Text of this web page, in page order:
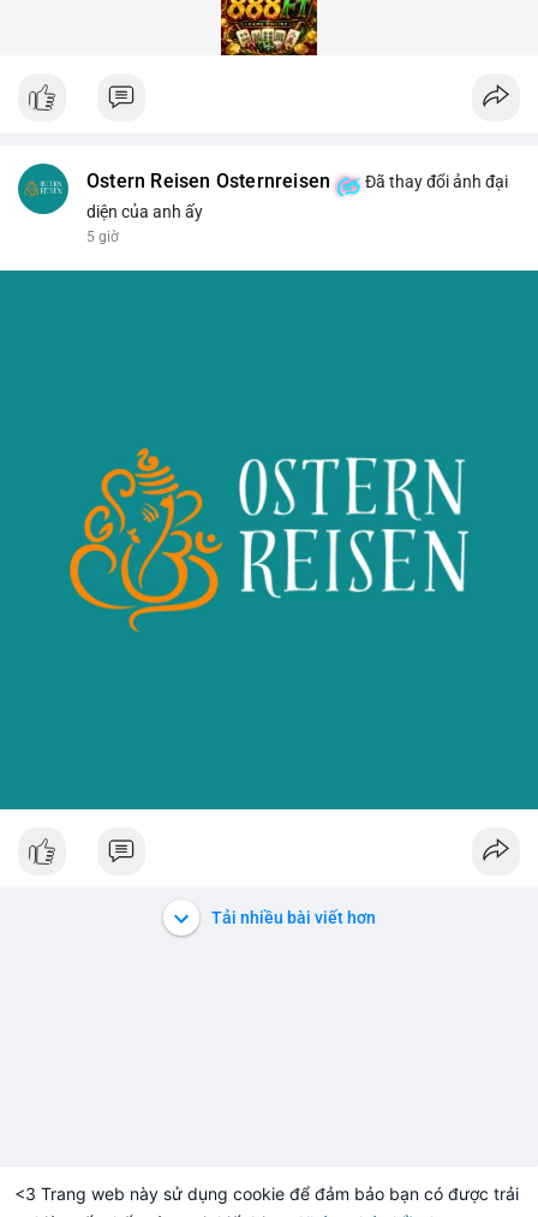
<3 Trang web này sử dụng cookie để đảm bảo bạn có được trải
Ostern Reisen Osternreisen
Đã thay đổi ảnh đại
diện của anh ấy
5 giờ
Tải nhiều bài viết hơn